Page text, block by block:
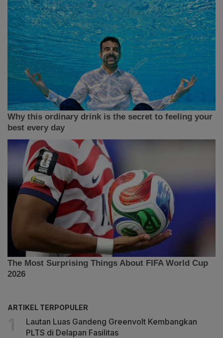
ARTIKEL TERPOPULER
Lautan Luas Gandeng Greenvolt Kembangkan
PLTS di Delapan Fasilitas